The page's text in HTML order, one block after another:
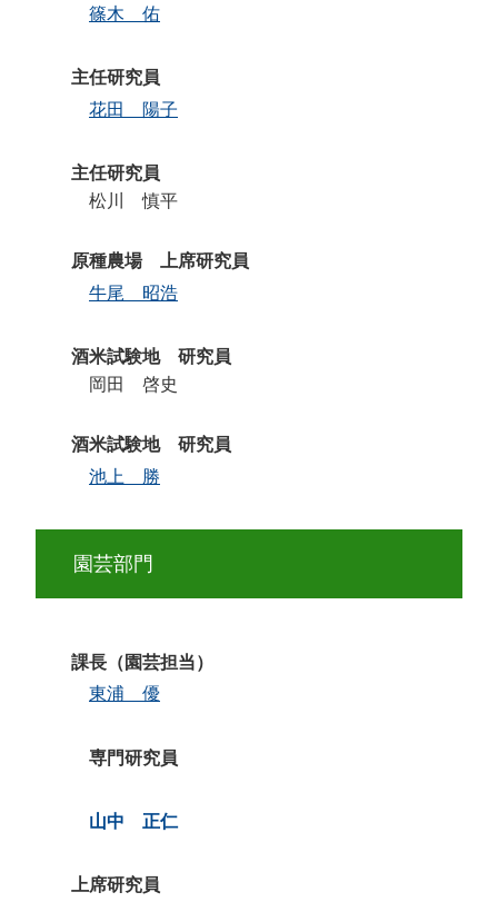
篠木 佑
主任研究員
花田 陽子
主任研究員
松川 慎平
原種農場 上席研究員
牛尾 昭浩
酒米試験地 研究員
岡田 啓史
酒米試験地 研究員
池上 勝
園芸部門
課長（園芸担当）
東浦 優
専門研究員
山中 正仁
上席研究員